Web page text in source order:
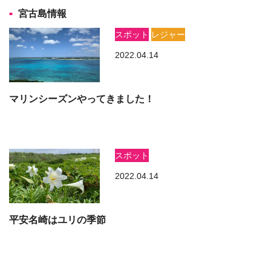
宮古島情報
スポット レジャー
2022.04.14
マリンシーズンやってきました！
スポット
2022.04.14
平安名崎はユリの季節